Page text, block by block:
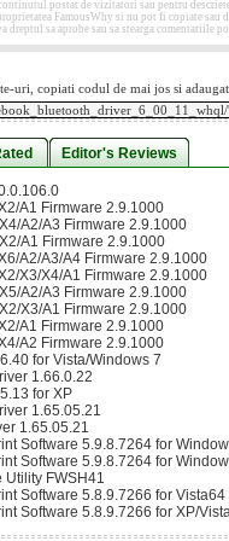
postat de vizitatori sau pentru
FamousWhy si nu pot fi copiate sau
dreptul sa aprobe sau sa stearga comentariile
uri, copiati codul de mai jos si
Editor's Reviews
A1 Firmware 2.9.1000
A2/A3 Firmware 2.9.1000
A1 Firmware 2.9.1000
A2/A3/A4 Firmware 2.9.1000
X3/X4/A1 Firmware 2.9.1000
A2/A3 Firmware 2.9.1000
X3/A1 Firmware 2.9.1000
A1 Firmware 2.9.1000
A2 Firmware 2.9.1000
for Vista/Windows 7
1.66.0.22
for XP
1.65.05.21
1.65.05.21
Software 5.9.8.7264 for
Software 5.9.8.7264 for
Utility FWSH41
Software 5.8.9.7266 for Vista64
Software 5.8.9.7266 for XP/